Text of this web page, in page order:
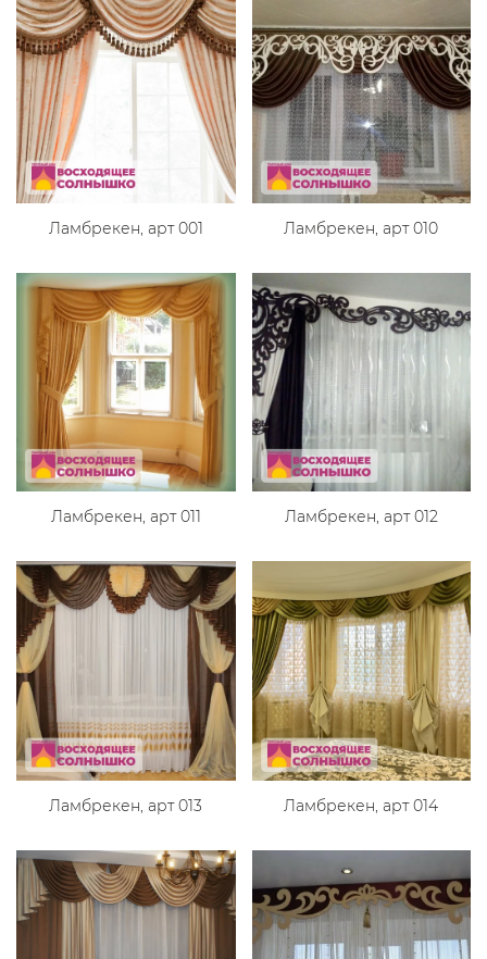
Ламбрекен, арт 001 Ламбрекен, арт 010
Ламбрекен, арт 011 Ламбрекен, арт 012
Ламбрекен, арт 013 Ламбрекен, арт 014